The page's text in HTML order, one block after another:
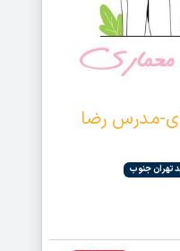
مدرس رضا
تهران جنوب